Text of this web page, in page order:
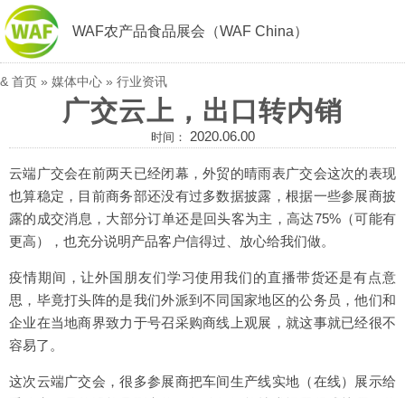
WAF农产品食品展会（WAF China）
& 首页 » 媒体中心 » 行业资讯
广交云上，出口转内销
时间： 2020.06.00
云端广交会在前两天已经闭幕，外贸的晴雨表广交会这次的表现
也算稳定，目前商务部还没有过多数据披露，根据一些参展商披
露的成交消息，大部分订单还是回头客为主，高达75%（可能有
更高），也充分说明产品客户信得过、放心给我们做。
疫情期间，让外国朋友们学习使用我们的直播带货还是有点意
思，毕竟打头阵的是我们外派到不同国家地区的公务员，他们和
企业在当地商界致力于号召采购商线上观展，就这事就已经很不
容易了。
这次云端广交会，很多参展商把车间生产线实地（在线）展示给